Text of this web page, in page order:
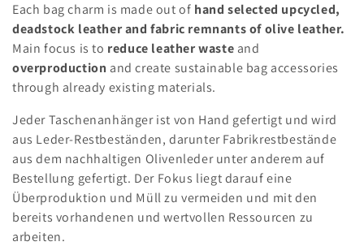
l
e
c
t
i
o
n
Each bag charm is made out of hand selected upcycled,
deadstock leather and fabric remnants of olive leather.
Main focus is to reduce leather waste and
overproduction and create sustainable bag accessories
through already existing materials.
Jeder Taschenanhänger ist von Hand gefertigt und wird
aus Leder-Restbeständen, darunter Fabrikrestbestände
aus dem nachhaltigen Olivenleder unter anderem auf
Bestellung gefertigt. Der Fokus liegt darauf eine
Überproduktion und Müll zu vermeiden und mit den
bereits vorhandenen und wertvollen Ressourcen zu
arbeiten.